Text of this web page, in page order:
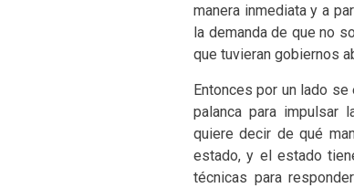
manera inmediata y a
la demanda de que no
que tuvieran gobiernos
Entonces por un lado
palanca para impulsar
quiere decir de qué
estado, y el estado
técnicas para